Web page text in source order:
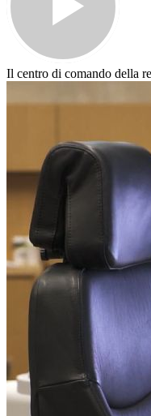
Il centro di comando della